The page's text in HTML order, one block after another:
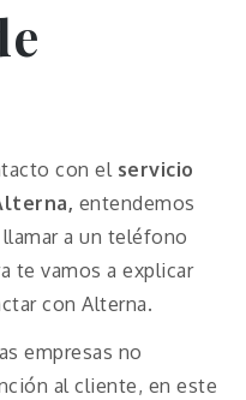
con el servicio
entendemos
a un teléfono
te vamos a explicar
con Alterna.
empresas no
al cliente, en este